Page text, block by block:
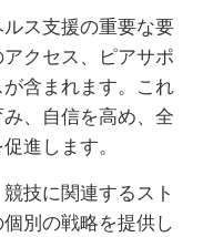
ス支援の重要な要
クセス、ピアサポ
含まれます。これ
、自信を高め、全
進します。
技に関連するスト
別の戦略を提供し